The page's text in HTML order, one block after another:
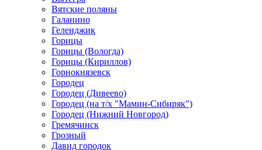
Вятские поляны
Галанино
Геленджик
Горицы
Горицы (Вологда)
Горицы (Кириллов)
Горнокнязевск
Городец
Городец (Дивеево)
Городец (на т/х "Мамин-Сибиряк")
Городец (Нижний Новгород)
Гремячинск
Грозный
Давид городок